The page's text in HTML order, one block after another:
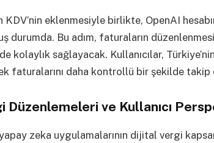
KDV’nin eklenmesiyle birlikte, OpenAI
durumda. Bu adım, faturaların
kolaylık sağlayacak. Kullanıcılar,
faturalarını daha kontrollü bir şekilde takip
Düzenlemeleri ve Kullanıcı
zeka uygulamalarının dijital vergi